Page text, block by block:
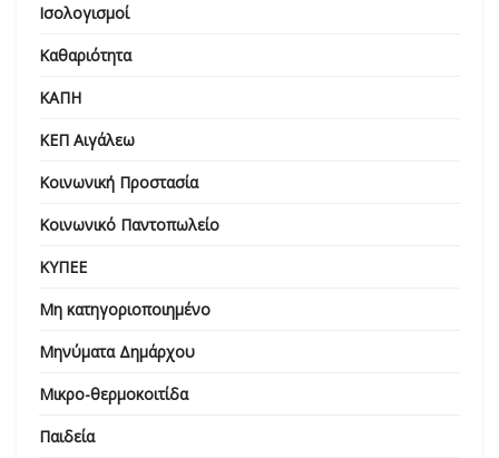
Ισολογισμοί
Καθαριότητα
ΚΑΠΗ
ΚΕΠ Αιγάλεω
Κοινωνική Προστασία
Κοινωνικό Παντοπωλείο
ΚΥΠΕΕ
Μη κατηγοριοποιημένο
Μηνύματα Δημάρχου
Μικρο-θερμοκοιτίδα
Παιδεία